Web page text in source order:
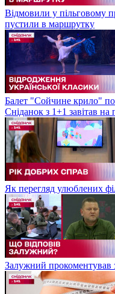
Відмовили у пільговому
пустили в маршрутку
Балет "Сойчине крило"
Сніданок з 1+1 завітав на
Як перегляд улюблених
Залужний прокоментував